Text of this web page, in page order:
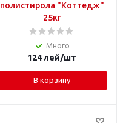
полистирола "Коттедж"
25кг
Много
124лей/шт
В корзину